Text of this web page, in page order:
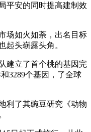
平安的同时提高建制效
如火如荼，出名目标
起头崭露头角。
立了首个桃的基因完
3289个基因，了全球
了其豌豆研究《动物